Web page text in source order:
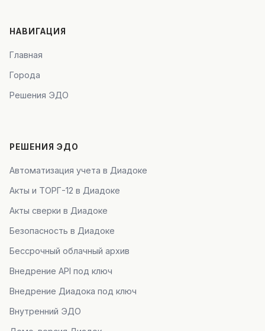
НАВИГАЦИЯ
Главная
Города
Решения ЭДО
РЕШЕНИЯ ЭДО
Автоматизация учета в Диадоке
Акты и ТОРГ-12 в Диадоке
Акты сверки в Диадоке
Безопасность в Диадоке
Бессрочный облачный архив
Внедрение API под ключ
Внедрение Диадока под ключ
Внутренний ЭДО